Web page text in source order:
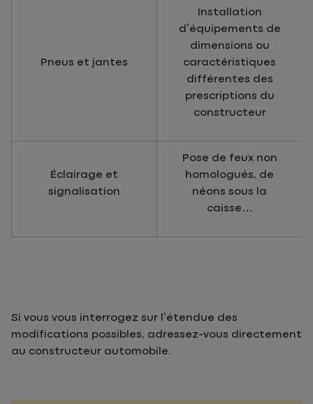
Pneus et jantes
Installation
d’équipements de
dimensions ou
caractéristiques
différentes des
prescriptions du
constructeur
Éclairage et
signalisation
Pose de feux non
homologués, de
néons sous la
caisse…
Si vous vous interrogez sur l’étendue des
modifications possibles, adressez-vous directement
au constructeur automobile.